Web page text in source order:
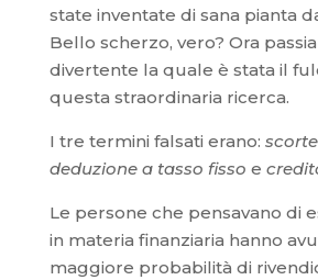
state inventate di sana pianta
Bello scherzo, vero? Ora
divertente la quale è stata il
questa straordinaria ricerca.
I tre termini falsati erano:
deduzione a tasso fisso e
Le persone che pensavano di
in materia finanziaria hanno
maggiore probabilità di